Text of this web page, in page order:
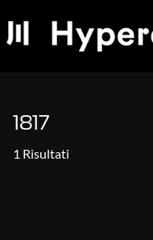
1817
1 Risultati